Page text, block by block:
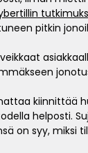
pitkin
kiinnittää
helposti.
on syy, miksi